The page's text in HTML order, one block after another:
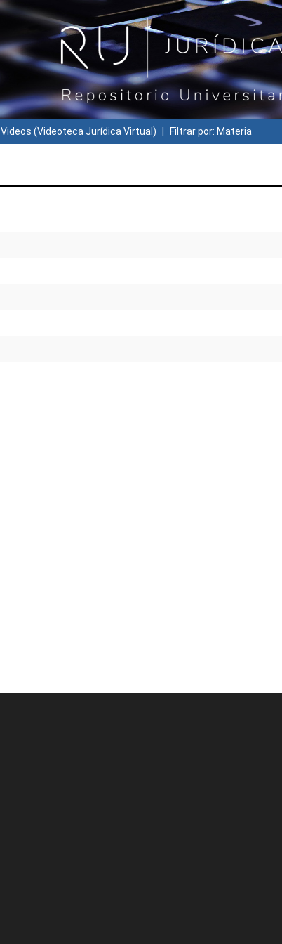
Videos (Videoteca Jurídica Virtual) Filtrar por: Materia